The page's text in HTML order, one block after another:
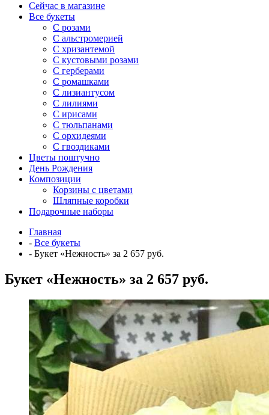
Сейчас в магазине
Все букеты
C розами
С альстромерией
С хризантемой
С кустовыми розами
С герберами
С ромашками
С лизиантусом
С лилиями
С ирисами
С тюльпанами
С орхидеями
С гвоздиками
Цветы поштучно
День Рождения
Композиции
Корзины с цветами
Шляпные коробки
Подарочные наборы
Главная
- Все букеты
- Букет «Нежность» за 2 657 руб.
Букет «Нежность» за 2 657 руб.